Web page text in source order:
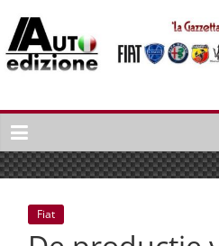
naar
inhoud
Auto
Edizione
La
Gazetta
dell'Automobile
Italiana
Fiat